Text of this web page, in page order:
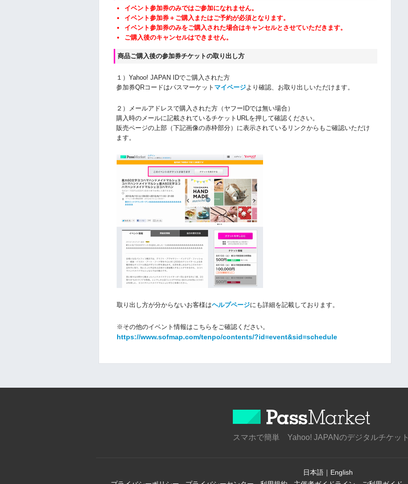
イベント参加券のみではご参加になれません。
イベント参加券＋ご購入またはご予約が必須となります。
イベント参加券のみをご購入された場合はキャンセルとさせていただきます。
ご購入後のキャンセルはできません。
商品ご購入後の参加券チケットの取り出し方
１）Yahoo! JAPAN IDでご購入された方
参加券QRコードはパスマーケット マイページより確認、お取り出しいただけます。
２）メールアドレスで購入された方（ヤフーIDでは無い場合）
購入時のメールに記載されているチケットURLを押して確認ください。
販売ページの上部（下記画像の赤枠部分）に表示されているリンクからもご確認いただけ
ます。
取り出し方が分からないお客様はヘルプページにも詳細を記載しております。
※その他のイベント情報はこちらをご確認ください。
https://www.sofmap.com/tenpo/contents/?id=event&sid=schedule
スマホで簡単 Yahoo! JAPANのデジタルチケット
日本語 ｜ English